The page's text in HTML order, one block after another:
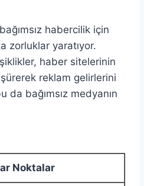
habercilik için
zorluklar yaratıyor.
haber sitelerinin
reklam gelirlerini
da bağımsız medyanın
Noktalar